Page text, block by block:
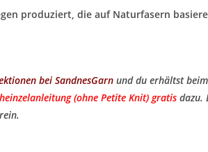
produziert, die auf Naturfasern
bei SandnesGarnund du erhältst beim
(ohne Petite Knit) gratis dazu.